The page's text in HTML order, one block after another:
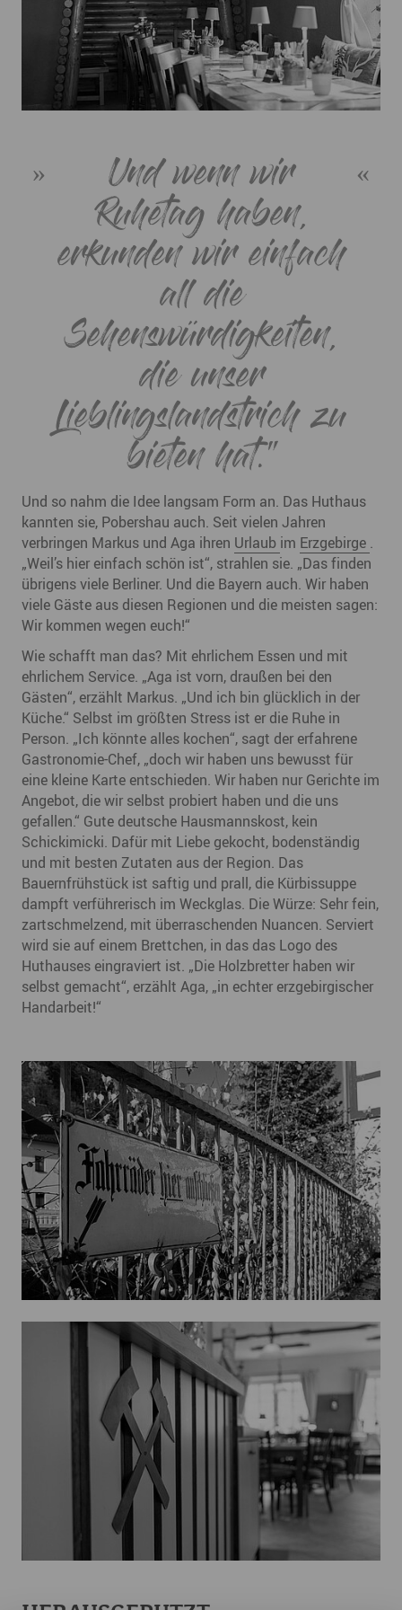
Und wenn wir
Ruhetag haben,
erkunden wir einfach
all die
Sehenswürdigkeiten,
die unser
Lieblingslandstrich zu
bieten hat.“
Und so nahm die Idee langsam Form an. Das Huthaus
kannten sie, Pobershau auch. Seit vielen Jahren
verbringen Markus und Aga ihren Urlaub im Erzgebirge .
„Weil’s hier einfach schön ist“, strahlen sie. „Das finden
übrigens viele Berliner. Und die Bayern auch. Wir haben
viele Gäste aus diesen Regionen und die meisten sagen:
Wir kommen wegen euch!“
Wie schafft man das? Mit ehrlichem Essen und mit
ehrlichem Service. „Aga ist vorn, draußen bei den
Gästen“, erzählt Markus. „Und ich bin glücklich in der
Küche.“ Selbst im größten Stress ist er die Ruhe in
Person. „Ich könnte alles kochen“, sagt der erfahrene
Gastronomie-Chef, „doch wir haben uns bewusst für
eine kleine Karte entschieden. Wir haben nur Gerichte im
Angebot, die wir selbst probiert haben und die uns
gefallen.“ Gute deutsche Hausmannskost, kein
Schickimicki. Dafür mit Liebe gekocht, bodenständig
und mit besten Zutaten aus der Region. Das
Bauernfrühstück ist saftig und prall, die Kürbissuppe
dampft verführerisch im Weckglas. Die Würze: Sehr fein,
zartschmelzend, mit überraschenden Nuancen. Serviert
wird sie auf einem Brettchen, in das das Logo des
Huthauses eingraviert ist. „Die Holzbretter haben wir
selbst gemacht“, erzählt Aga, „in echter erzgebirgischer
Handarbeit!“